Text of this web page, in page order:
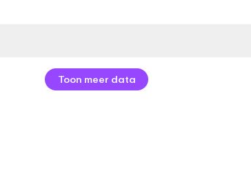
Toon meer data